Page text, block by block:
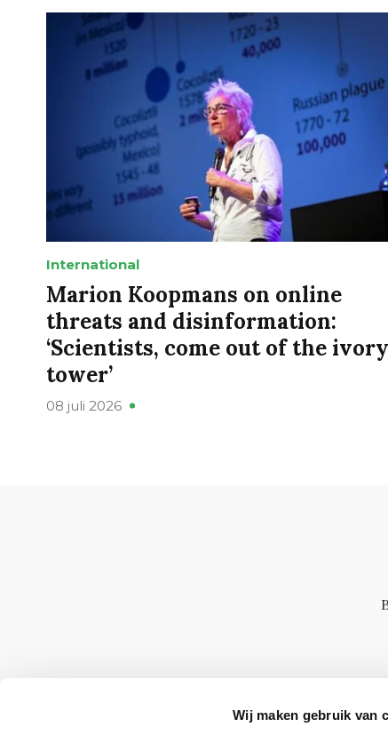
Wij maken gebruik van
International
Marion Koopmans on online
threats and disinformation:
‘Scientists, come out of the ivory
tower’
08 juli 2026